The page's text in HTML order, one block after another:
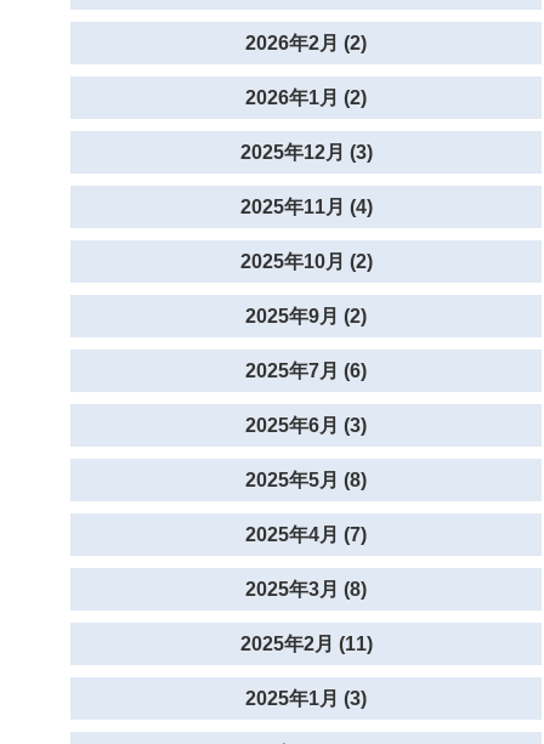
2026年2月 (2)
2026年1月 (2)
2025年12月 (3)
2025年11月 (4)
2025年10月 (2)
2025年9月 (2)
2025年7月 (6)
2025年6月 (3)
2025年5月 (8)
2025年4月 (7)
2025年3月 (8)
2025年2月 (11)
2025年1月 (3)